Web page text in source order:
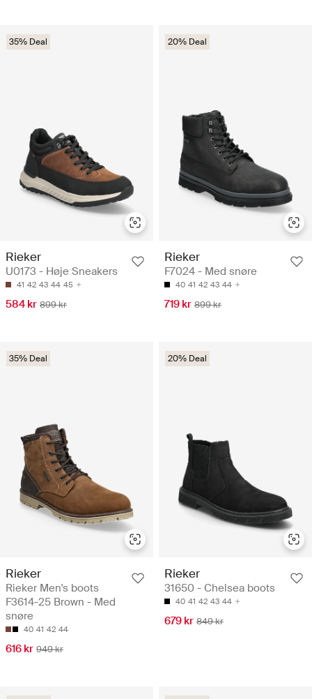
35% Deal
Rieker
U0173 - Høje Sneakers
41 42 43 44 45
584 kr 899 kr
20% Deal
Rieker
F7024 - Med snøre
40 41 42 43 44
719 kr 899 kr
35% Deal
Rieker
Rieker Men's boots
F3614-25 Brown - Med
snøre
40 41 42 44
616 kr 949 kr
20% Deal
Rieker
31650 - Chelsea boots
40 41 42 43 44
679 kr 849 kr